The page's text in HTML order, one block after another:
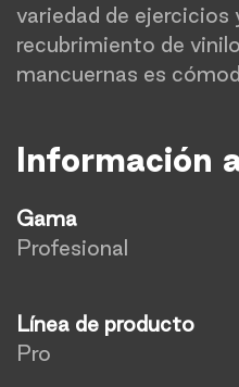
variedad de ejercicios
recubrimiento de
mancuernas es
Información
Gama
Profesional
Línea de producto
Pro